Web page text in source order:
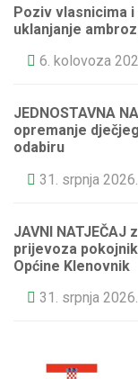
Poziv vlasnicima
uklanjanje
6. kolovoza
JEDNOSTAVNA
opremanje
odabiru
31. srpnja 2026.
JAVNI
prijevoza
Općine Klenovnik
31. srpnja 2026.